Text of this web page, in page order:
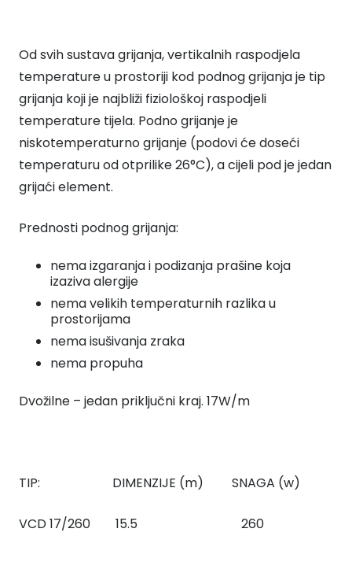
Od svih sustava grijanja, vertikalnih raspodjela
temperature u prostoriji kod podnog grijanja je tip
grijanja koji je najbliži fiziološkoj raspodjeli
temperature tijela. Podno grijanje je
niskotemperaturno grijanje (podovi će doseći
temperaturu od otprilike 26°C), a cijeli pod je jedan
grijaći element.
Prednosti podnog grijanja:
nema izgaranja i podizanja prašine koja
izaziva alergije
nema velikih temperaturnih razlika u
prostorijama
nema isušivanja zraka
nema propuha
Dvožilne – jedan priključni kraj. 17W/m
TIP: DIMENZIJE (m) SNAGA (w)
VCD 17/260 15.5 260